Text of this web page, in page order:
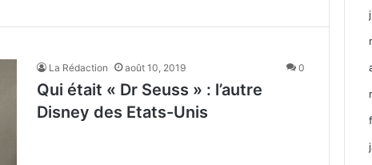
La Rédaction août 10, 2019 0
Qui était « Dr Seuss » : l’autre
Disney des Etats-Unis